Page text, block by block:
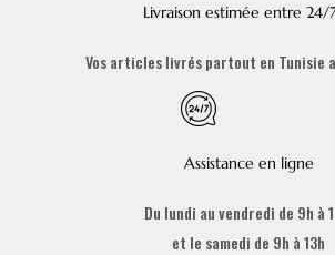
Livraison estimée entre 24/
Vos articles livrés partout en Tunisie
Assistance en ligne
Du lundi au vendredi de 9h à
et le samedi de 9h à 13h